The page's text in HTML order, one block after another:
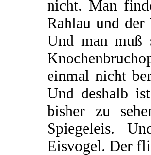
nicht. Man
Rahlau und
Und man muß
einmal nicht
Und deshalb
bisher zu
Spiegeleis.
Eisvogel. Der